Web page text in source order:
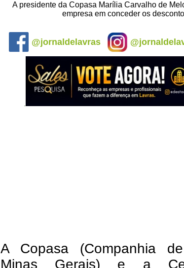
A presidente da Copasa Marília Carvalho de
empresa em conceder os
@jornaldelavras
A Copasa (Companhia
Minas Gerais) e a